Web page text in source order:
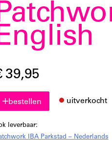
39,95
bestellen uitverkocht
leverbaar:
IBA Parkstad – Nederlands